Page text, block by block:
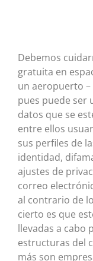
Debemos
gratuita en
un aeropuerto –
pues puede ser
datos que se
entre ellos
sus perfiles de
identidad,
ajustes de
correo
al contrario de
cierto es que
llevadas a cabo
estructuras del
más son